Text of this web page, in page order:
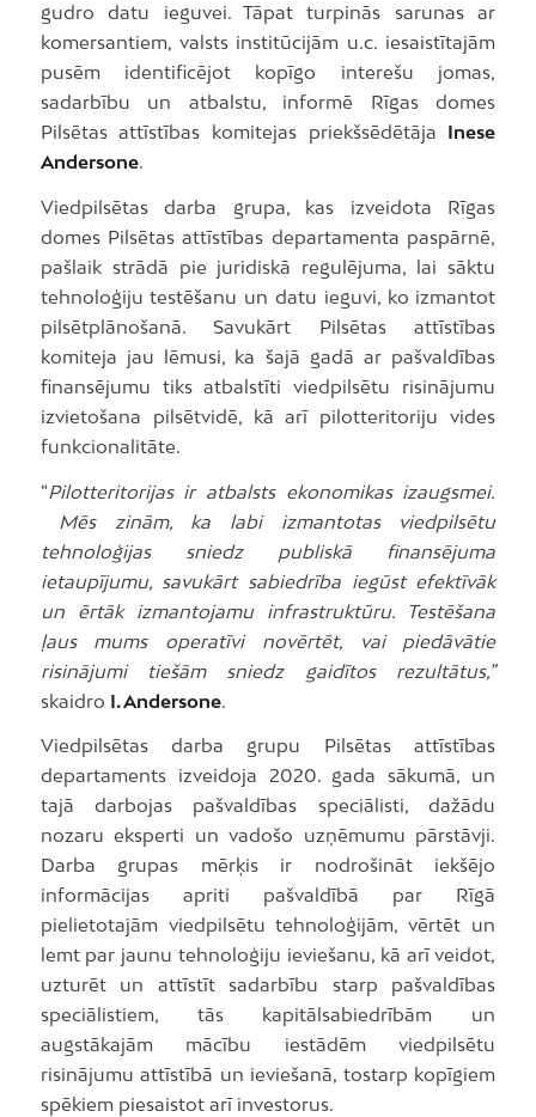
gudro datu ieguvei. Tāpat turpinās sarunas ar
komersantiem, valsts institūcijām u.c. iesaistītajām
pusēm identificējot kopīgo interešu jomas,
sadarbību un atbalstu, informē Rīgas domes
Pilsētas attīstības komitejas priekšsēdētāja Inese
Andersone.
Viedpilsētas darba grupa, kas izveidota Rīgas
domes Pilsētas attīstības departamenta paspārnē,
pašlaik strādā pie juridiskā regulējuma, lai sāktu
tehnoloģiju testēšanu un datu ieguvi, ko izmantot
pilsētplānošanā. Savukārt Pilsētas attīstības
komiteja jau lēmusi, ka šajā gadā ar pašvaldības
finansējumu tiks atbalstīti viedpilsētu risinājumu
izvietošana pilsētvidē, kā arī pilotteritoriju vides
funkcionalitāte.
“Pilotteritorijas ir atbalsts ekonomikas izaugsmei.
Mēs zinām, ka labi izmantotas viedpilsētu
tehnoloģijas sniedz publiskā finansējuma
ietaupījumu, savukārt sabiedrība iegūst efektīvāk
un ērtāk izmantojamu infrastruktūru. Testēšana
ļaus mums operatīvi novērtēt, vai piedāvātie
risinājumi tiešām sniedz gaidītos rezultātus,”
skaidro I. Andersone.
Viedpilsētas darba grupu Pilsētas attīstības
departaments izveidoja 2020. gada sākumā, un
tajā darbojas pašvaldības speciālisti, dažādu
nozaru eksperti un vadošo uzņēmumu pārstāvji.
Darba grupas mērķis ir nodrošināt iekšējo
informācijas apriti pašvaldībā par Rīgā
pielietotajām viedpilsētu tehnoloģijām, vērtēt un
lemt par jaunu tehnoloģiju ieviešanu, kā arī veidot,
uzturēt un attīstīt sadarbību starp pašvaldības
speciālistiem, tās kapitālsabiedrībām un
augstākajām mācību iestādēm viedpilsētu
risinājumu attīstībā un ieviešanā, tostarp kopīgiem
spēkiem piesaistot arī investorus.